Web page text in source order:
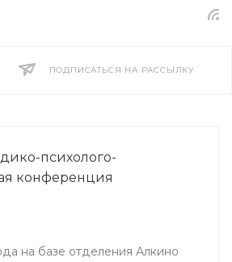
ПОДПИСАТЬСЯ НА РАССЫЛКУ
психолого-
конференция
на базе отделения Алкино